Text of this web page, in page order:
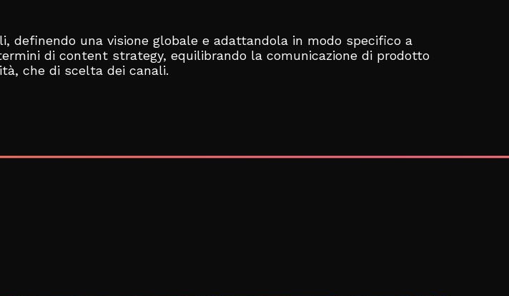
definendo una visione globale e adattandola in modo specifico a
di content strategy, equilibrando la comunicazione di prodotto
che di scelta dei canali.